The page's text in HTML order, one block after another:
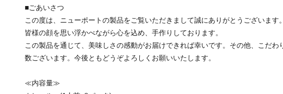
■ごあいさつ
この度は、ニューポートの製品をご覧いただきまして誠にありがとうございます
皆様の顔を思い浮かべながら心を込め、手作りしております。
この製品を通じて、美味しさの感動がお届けできれば幸いです。その他、こだわ
数ございます。今後ともどうぞよろしくお願いいたします。
≪内容量≫